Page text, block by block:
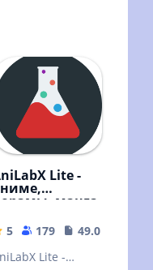
Lite -
манга
5 179
49.02 MB
Lite -